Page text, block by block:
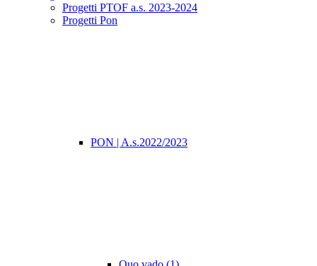
Progetti PTOF a.s. 2023-2024
Progetti Pon
PON | A.s.2022/2023